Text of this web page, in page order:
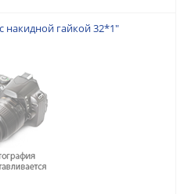
накидной гайкой 32*1"